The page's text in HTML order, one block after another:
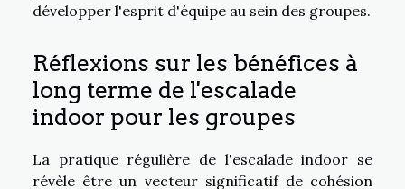
développer l'esprit d'équipe au sein des groupes.
Réflexions sur les bénéfices à
long terme de l'escalade
indoor pour les groupes
La pratique régulière de l'escalade indoor se
révèle être un vecteur significatif de cohésion